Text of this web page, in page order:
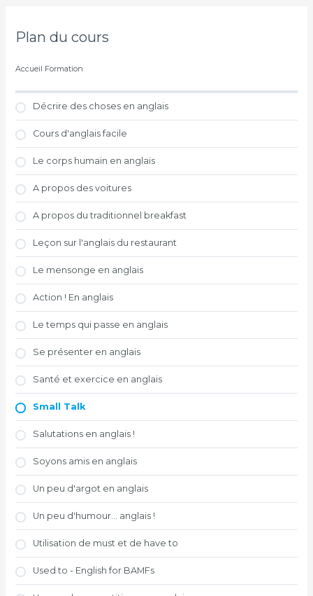
Plan du cours
Accueil Formation
Décrire des choses en anglais
Cours d'anglais facile
Le corps humain en anglais
A propos des voitures
A propos du traditionnel breakfast
Leçon sur l'anglais du restaurant
Le mensonge en anglais
Action ! En anglais
Le temps qui passe en anglais
Se présenter en anglais
Santé et exercice en anglais
Small Talk
Salutations en anglais !
Soyons amis en anglais
Un peu d'argot en anglais
Un peu d'humour... anglais !
Utilisation de must et de have to
Used to - English for BAMFs